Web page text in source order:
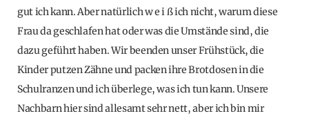
gut ich kann. Aber natürlich w e i ß ich nicht, warum diese
Frau da geschlafen hat oder was die Umstände sind, die
dazu geführt haben. Wir beenden unser Frühstück, die
Kinder putzen Zähne und packen ihre Brotdosen in die
Schulranzen und ich überlege, was ich tun kann. Unsere
Nachbarn hier sind allesamt sehr nett, aber ich bin mir